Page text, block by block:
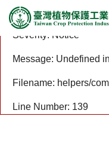
A PHP Error
Severity: Notice
Message: Undefined
Filename: helpers/
Line Number: 139